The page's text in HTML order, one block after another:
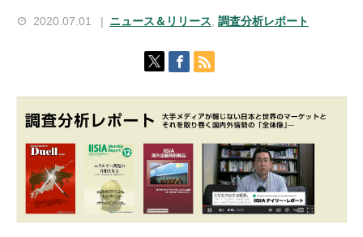
2020.07.01 ニュース＆リリース 調査分析レポート